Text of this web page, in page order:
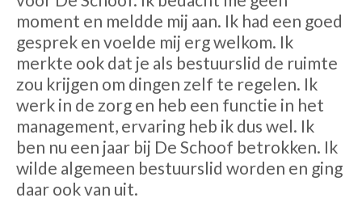
moment en meldde mij aan. Ik had een goed
gesprek en voelde mij erg welkom. Ik
merkte ook dat je als bestuurslid de ruimte
zou krijgen om dingen zelf te regelen. Ik
werk in de zorg en heb een functie in het
management, ervaring heb ik dus wel. Ik
ben nu een jaar bij De Schoof betrokken. Ik
wilde algemeen bestuurslid worden en ging
daar ook van uit.